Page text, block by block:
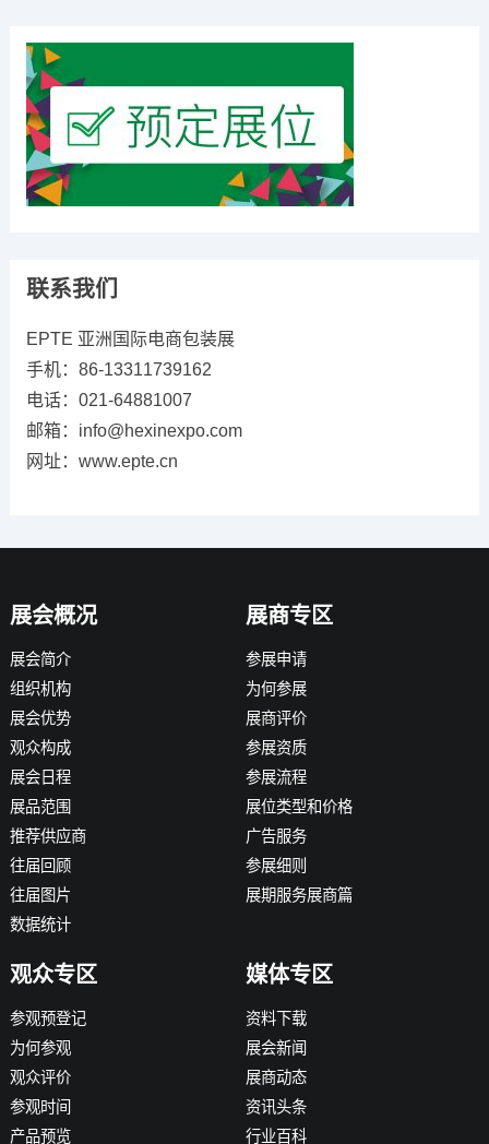
联系我们
EPTE 亚洲国际电商包装展
手机：86-13311739162
电话：021-64881007
邮箱：info@hexinexpo.com
网址：www.epte.cn
展会概况
展会简介
组织机构
展会优势
观众构成
展会日程
展品范围
推荐供应商
往届回顾
往届图片
数据统计
展商专区
参展申请
为何参展
展商评价
参展资质
参展流程
展位类型和价格
广告服务
参展细则
展期服务展商篇
观众专区
参观预登记
为何参观
观众评价
参观时间
产品预览
媒体专区
资料下载
展会新闻
展商动态
资讯头条
行业百科